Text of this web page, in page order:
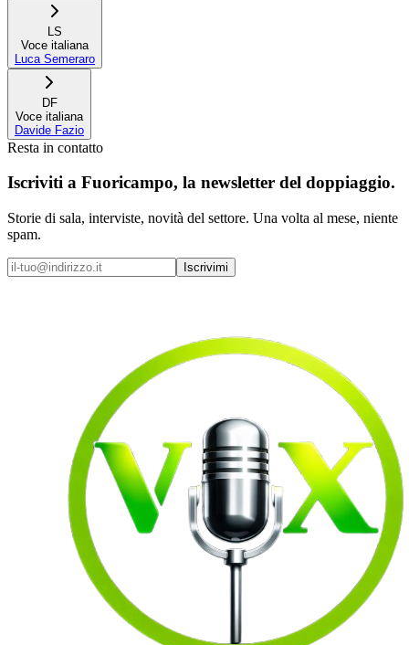
LS
Voce italiana
Luca Semeraro
DF
Voce italiana
Davide Fazio
Resta in contatto
Iscriviti a Fuoricampo, la newsletter del doppiaggio.
Storie di sala, interviste, novità del settore. Una volta al mese, niente
spam.
Iscrivimi